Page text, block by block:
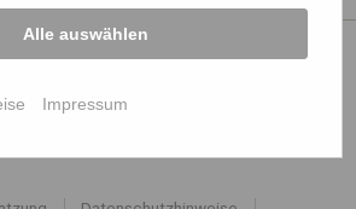
Alle auswählen
Impressum